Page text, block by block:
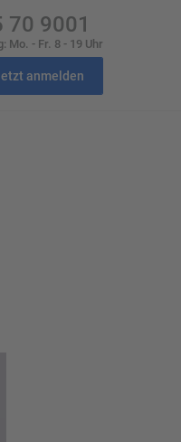
anmelden
70 9001
Mo. - Fr. 8 - 19 Uhr